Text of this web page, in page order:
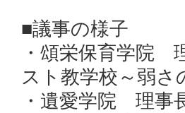
■議事の様子
・頌栄保育学院
スト教学校～弱
・遺愛学院 理事